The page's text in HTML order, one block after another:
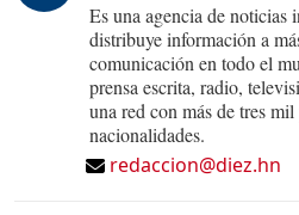
Es una agencia de noticias
distribuye información a
comunicación en todo el
prensa escrita, radio,
una red con más de tres
nacionalidades.
redaccion@diez.hn